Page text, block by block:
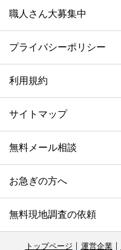
職人さん大募集中
プライバシーポリシー
利用規約
サイトマップ
無料メール相談
お急ぎの方へ
無料現地調査の依頼
トップページ 運営企業